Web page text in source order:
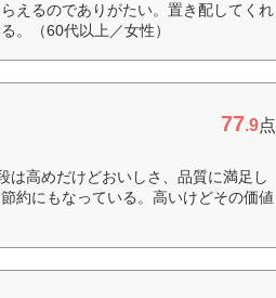
えるのでありがたい。置き配してくれ
。（60代以上／女性）
77.9点
は高めだけどおいしさ、品質に満足し
約にもなっている。高いけどその価値